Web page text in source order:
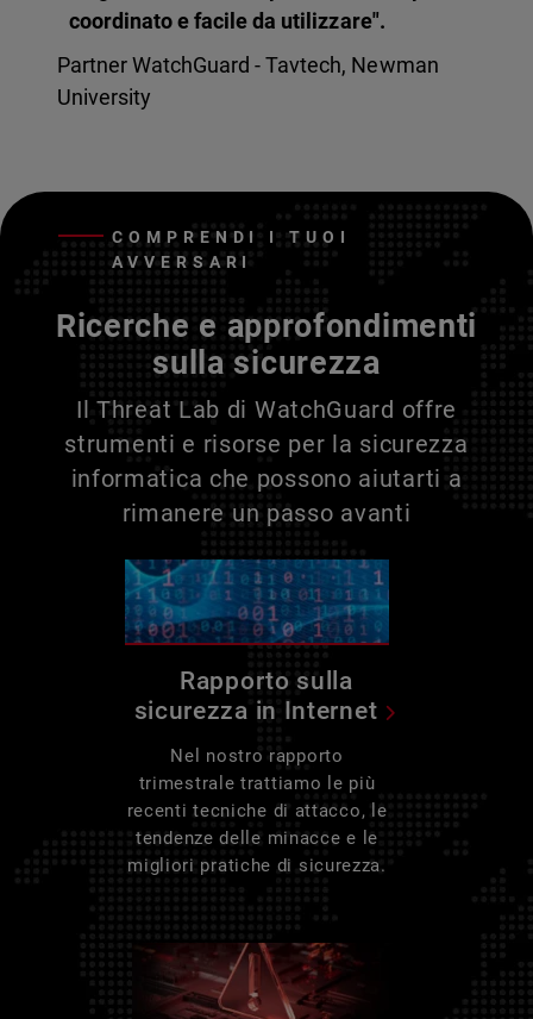
coordinato e facile da utilizzare".
Partner WatchGuard - Tavtech, Newman
University
COMPRENDI I TUOI
AVVERSARI
Ricerche e approfondimenti
sulla sicurezza
Il Threat Lab di WatchGuard offre
strumenti e risorse per la sicurezza
informatica che possono aiutarti a
rimanere un passo avanti
Rapporto sulla
sicurezza in Internet
Nel nostro rapporto
trimestrale trattiamo le più
recenti tecniche di attacco, le
tendenze delle minacce e le
migliori pratiche di sicurezza.